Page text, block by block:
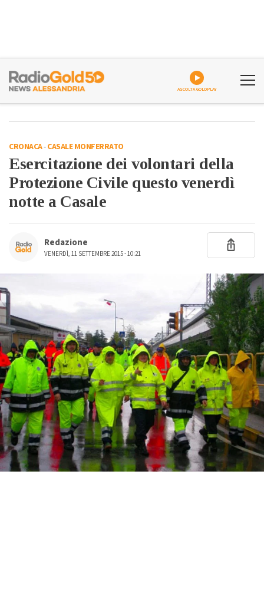
ASCOLTA GOLDPLAY
CRONACA-CASALE MONFERRATO
Esercitazione dei volontari della
Protezione Civile questo venerdì
notte a Casale
Redazione
VENERDÌ, 11 SETTEMBRE 2015 - 10:21